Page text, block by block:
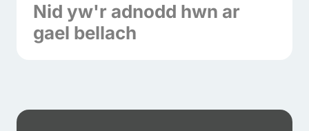
Nid yw'r adnodd hwn ar
gael bellach